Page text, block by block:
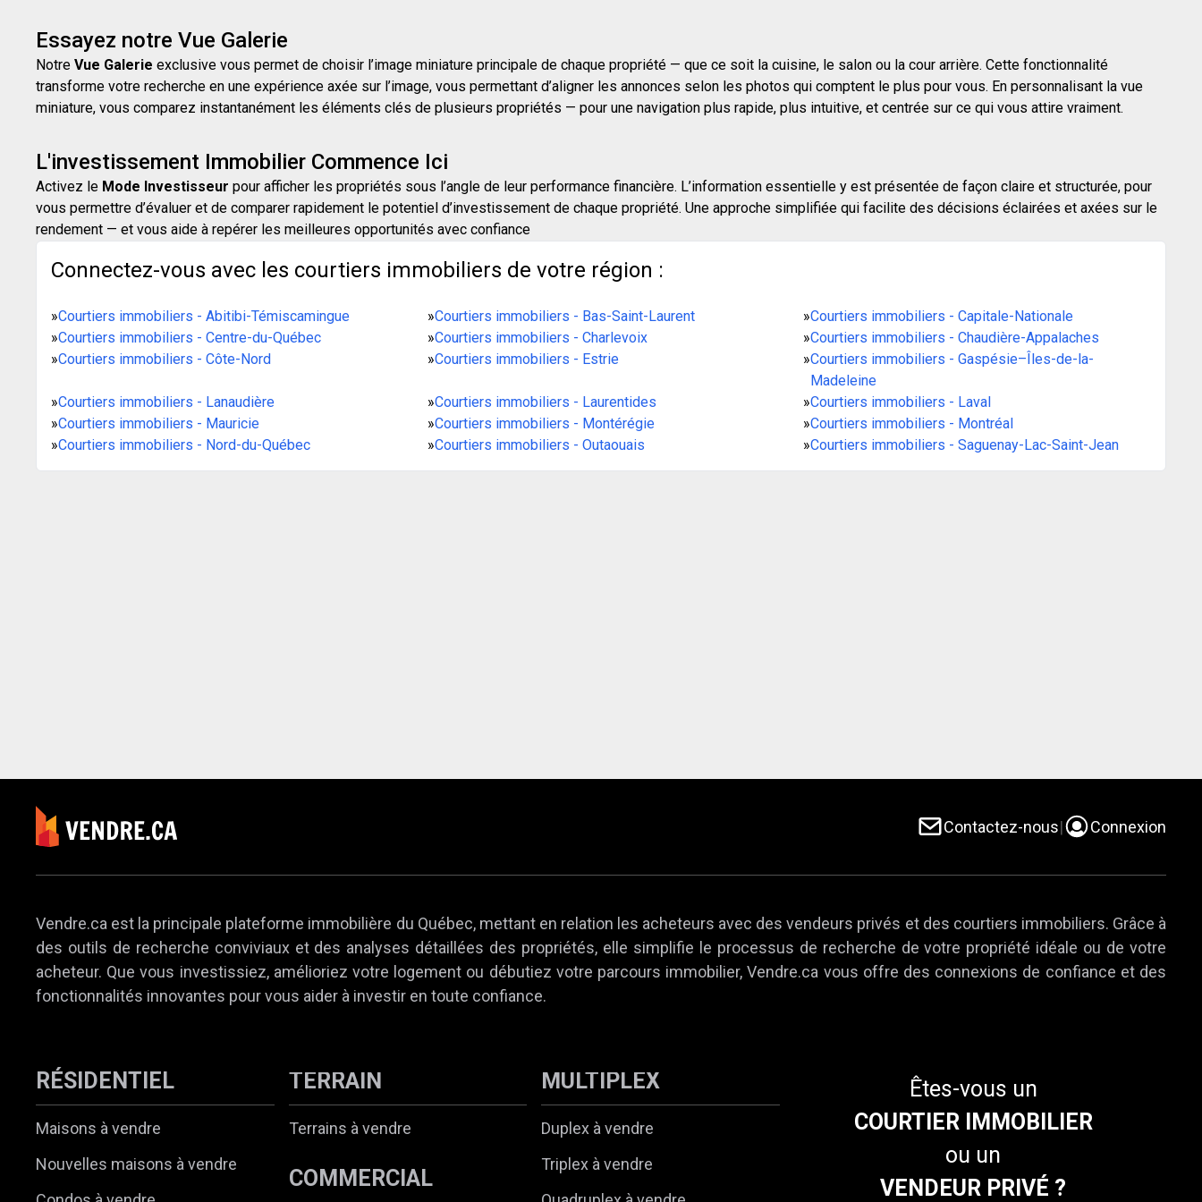
Essayez notre Vue Galerie
Notre Vue Galerie exclusive vous permet de choisir l’image miniature principale de chaque propriété — que ce soit la cuisine, le salon ou la cour arrière. Cette fonctionnalité
transforme votre recherche en une expérience axée sur l’image, vous permettant d’aligner les annonces selon les photos qui comptent le plus pour vous. En personnalisant la vue
miniature, vous comparez instantanément les éléments clés de plusieurs propriétés — pour une navigation plus rapide, plus intuitive, et centrée sur ce qui vous attire vraiment.
L'investissement Immobilier Commence Ici
Activez le Mode Investisseur pour afficher les propriétés sous l’angle de leur performance financière. L’information essentielle y est présentée de façon claire et structurée, pour
vous permettre d’évaluer et de comparer rapidement le potentiel d’investissement de chaque propriété. Une approche simplifiée qui facilite des décisions éclairées et axées sur le
rendement — et vous aide à repérer les meilleures opportunités avec confiance
Connectez-vous avec les courtiers immobiliers de votre région :
»Courtiers immobiliers - Abitibi-Témiscamingue »Courtiers immobiliers - Bas-Saint-Laurent »Courtiers immobiliers - Capitale-Nationale
»Courtiers immobiliers - Centre-du-Québec »Courtiers immobiliers - Charlevoix »Courtiers immobiliers - Chaudière-Appalaches
»Courtiers immobiliers - Côte-Nord »Courtiers immobiliers - Estrie »Courtiers immobiliers - Gaspésie–Îles-de-la-
Madeleine
»Courtiers immobiliers - Lanaudière »Courtiers immobiliers - Laurentides »Courtiers immobiliers - Laval
»Courtiers immobiliers - Mauricie »Courtiers immobiliers - Montérégie »Courtiers immobiliers - Montréal
»Courtiers immobiliers - Nord-du-Québec »Courtiers immobiliers - Outaouais »Courtiers immobiliers - Saguenay-Lac-Saint-Jean
Contactez-nous| Connexion
Vendre.ca est la principale plateforme immobilière du Québec, mettant en relation les acheteurs avec des vendeurs privés et des courtiers immobiliers. Grâce à
des outils de recherche conviviaux et des analyses détaillées des propriétés, elle simplifie le processus de recherche de votre propriété idéale ou de votre
acheteur. Que vous investissiez, amélioriez votre logement ou débutiez votre parcours immobilier, Vendre.ca vous offre des connexions de confiance et des
fonctionnalités innovantes pour vous aider à investir en toute confiance.
RÉSIDENTIEL
Maisons à vendre
Nouvelles maisons à vendre
TERRAIN
Terrains à vendre
COMMERCIAL
MULTIPLEX
Duplex à vendre
Triplex à vendre
Êtes-vous un
COURTIER IMMOBILIER
ou un
VENDEUR PRIVÉ ?